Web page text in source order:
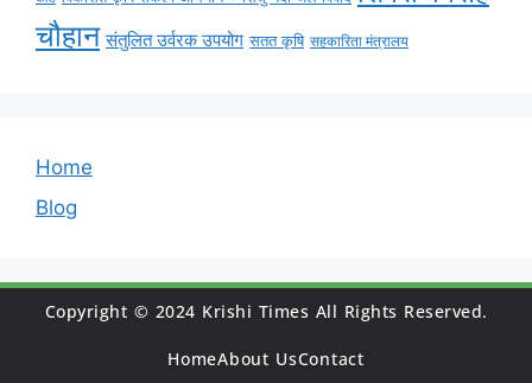
चौहान संतुलित उर्वरक उपयोग सतत कृषि सहकारिता मंत्रालय
Home
Blog
Copyright © 2024 Krishi Times All Rights Reserved.
HomeAbout UsContact